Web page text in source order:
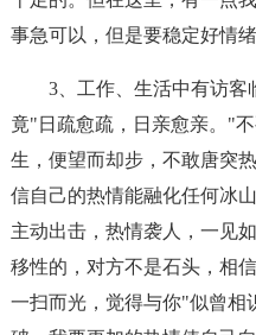
事急可以，但是要稳定好情
3、工作、生活中有访
竟"日疏愈疏，日亲愈亲。"
生，便望而却步，不敢唐突
信自己的热情能融化任何冰
主动出击，热情袭人，一见
移性的，对方不是石头，相
一扫而光，觉得与你"似曾